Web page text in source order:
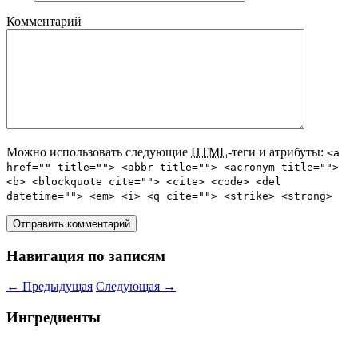
Комментарий
Можно использовать следующие HTML-теги и атрибуты: <a
href="" title=""> <abbr title=""> <acronym title="">
<b> <blockquote cite=""> <cite> <code> <del
datetime=""> <em> <i> <q cite=""> <strike> <strong>
Навигация по записям
← Предыдущая Следующая →
Ингредиенты